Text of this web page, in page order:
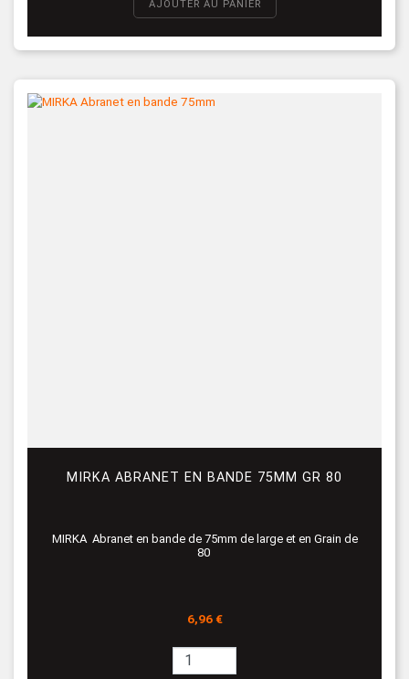
AJOUTER AU PANIER
MIRKA ABRANET EN BANDE 75MM GR 80
MIRKA Abranet en bande de 75mm de large et en Grain de
80
Prix
6,96 €